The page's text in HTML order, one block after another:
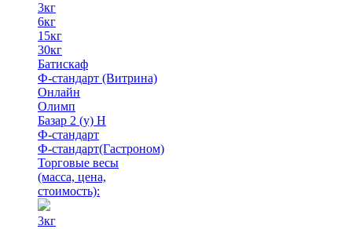
3кг
6кг
15кг
30кг
Батискаф
Ф-стандарт (Витрина)
Онлайн
Олимп
Базар 2 (у) Н
Ф-стандарт
Ф-стандарт(Гастроном)
Торговые весы
(масса, цена,
стоимость):
3кг